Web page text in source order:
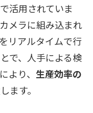
活用されていま
メラに組み込まれ
リアルタイムで行
で、人手による検
より、 生産効率の
ます。